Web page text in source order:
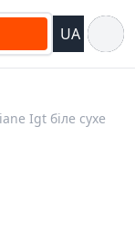
UA
Igt біле сухе